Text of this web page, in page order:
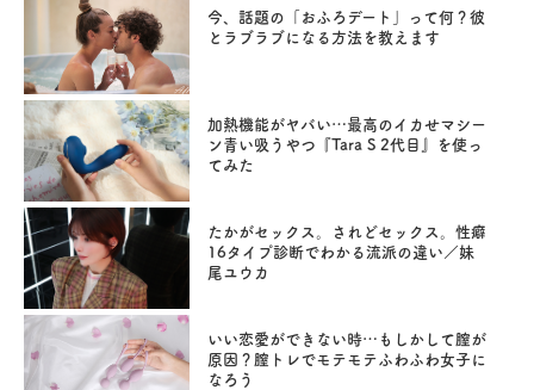
今、話題の「おふろデート」って何？彼
とラブラブになる方法を教えます
加熱機能がヤバい…最高のイカせマシー
ン青い吸うやつ『Tara S 2代目』を使っ
てみた
たかがセックス。されどセックス。性癖
16タイプ診断でわかる流派の違い／妹
尾ユウカ
いい恋愛ができない時…もしかして膣が
原因？膣トレでモテモテふわふわ女子に
なろう